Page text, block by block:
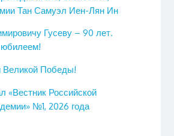
Тан Самуэл Иен-Лян Ин
Гусеву – 90 лет.
Великой Победы!
«Вестник Российской
№1, 2026 года